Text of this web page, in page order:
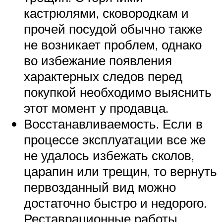
кастрюлями, сковородкам и
прочей посудой обычно также
не возникает проблем, однако
во избежание появления
характерных следов перед
покупкой необходимо выяснить
этот момент у продавца.
Восстанавливаемость. Если в
процессе эксплуатации все же
не удалось избежать сколов,
царапин или трещин, то вернуть
первозданный вид можно
достаточно быстро и недорого.
Реставрационные работы